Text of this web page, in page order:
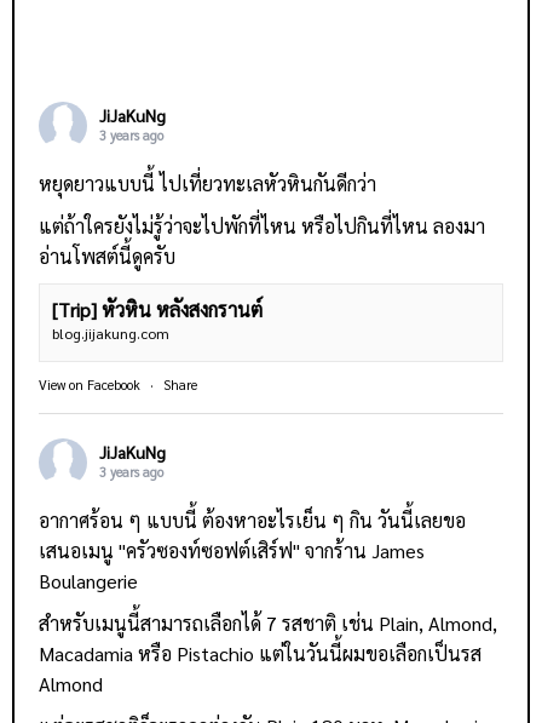
JiJaKuNg
3 years ago
หยุดยาวแบบนี้ ไปเที่ยวทะเลหัวหินกันดีกว่า
แต่ถ้าใครยังไม่รู้ว่าจะไปพักที่ไหน หรือไปกินที่ไหน ลองมา
อ่านโพสต์นี้ดูครับ
[Trip] หัวหิน หลังสงกรานต์
blog.jijakung.com
View on Facebook · Share
JiJaKuNg
3 years ago
อากาศร้อน ๆ แบบนี้ ต้องหาอะไรเย็น ๆ กิน วันนี้เลยขอ
เสนอเมนู "ครัวซองท์ซอฟต์เสิร์ฟ" จากร้าน James
Boulangerie
สำหรับเมนูนี้สามารถเลือกได้ 7 รสชาติ เช่น Plain, Almond,
Macadamia หรือ Pistachio แต่ในวันนี้ผมขอเลือกเป็นรส
Almond